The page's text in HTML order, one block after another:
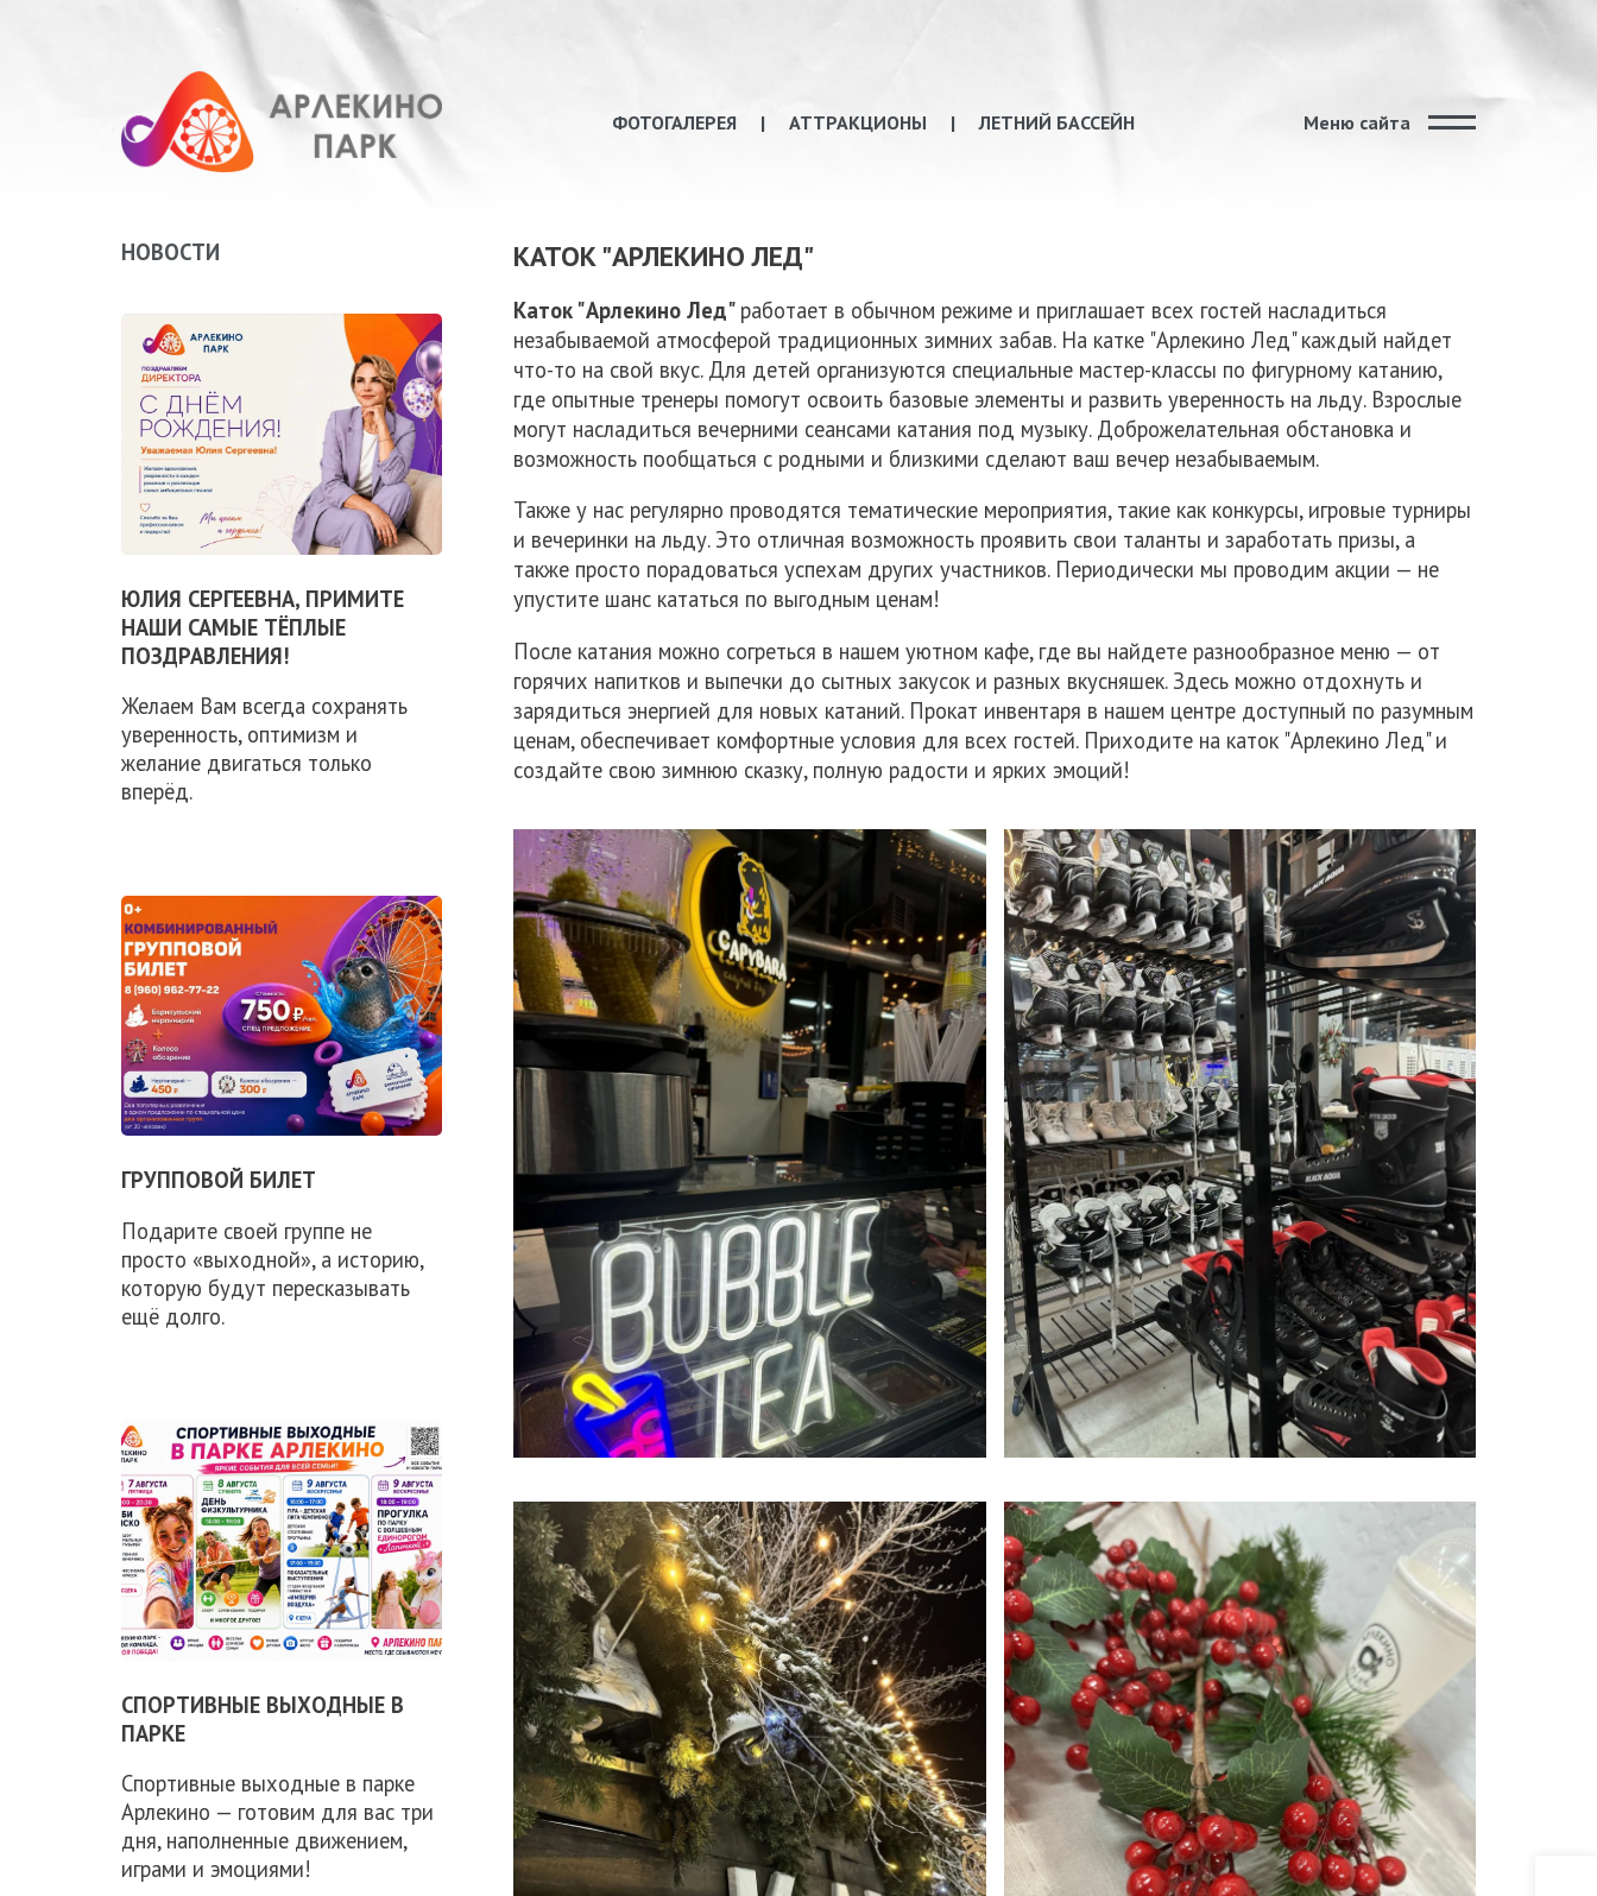
ФОТОГАЛЕРЕЯ АТТРАКЦИОНЫ ЛЕТНИЙ БАССЕЙН Меню сайта
НОВОСТИ
ЮЛИЯ СЕРГЕЕВНА, ПРИМИТЕ
НАШИ САМЫЕ ТЁПЛЫЕ
ПОЗДРАВЛЕНИЯ!
Желаем Вам всегда сохранять
уверенность, оптимизм и
желание двигаться только
вперёд.
ГРУППОВОЙ БИЛЕТ
Подарите своей группе не
просто «выходной», а историю,
которую будут пересказывать
ещё долго.
СПОРТИВНЫЕ ВЫХОДНЫЕ В
ПАРКЕ
Спортивные выходные в парке
Арлекино — готовим для вас три
дня, наполненные движением,
играми и эмоциями!
КАТОК "АРЛЕКИНО ЛЕД"
Каток "Арлекино Лед" работает в обычном режиме и приглашает всех гостей насладиться
незабываемой атмосферой традиционных зимних забав. На катке "Арлекино Лед" каждый найдет
что-то на свой вкус. Для детей организуются специальные мастер-классы по фигурному катанию,
где опытные тренеры помогут освоить базовые элементы и развить уверенность на льду. Взрослые
могут насладиться вечерними сеансами катания под музыку. Доброжелательная обстановка и
возможность пообщаться с родными и близкими сделают ваш вечер незабываемым.
Также у нас регулярно проводятся тематические мероприятия, такие как конкурсы, игровые турниры
и вечеринки на льду. Это отличная возможность проявить свои таланты и заработать призы, а
также просто порадоваться успехам других участников. Периодически мы проводим акции — не
упустите шанс кататься по выгодным ценам!
После катания можно согреться в нашем уютном кафе, где вы найдете разнообразное меню — от
горячих напитков и выпечки до сытных закусок и разных вкусняшек. Здесь можно отдохнуть и
зарядиться энергией для новых катаний. Прокат инвентаря в нашем центре доступный по разумным
ценам, обеспечивает комфортные условия для всех гостей. Приходите на каток "Арлекино Лед" и
создайте свою зимнюю сказку, полную радости и ярких эмоций!